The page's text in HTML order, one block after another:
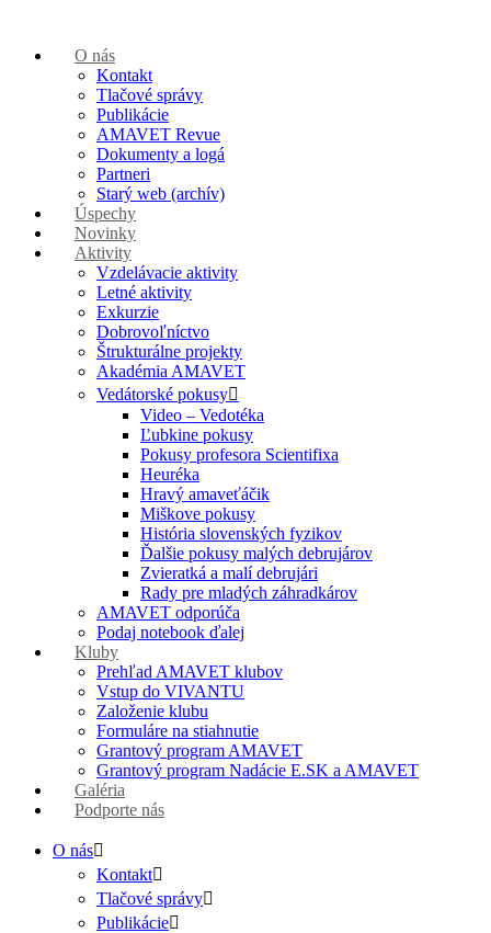
O nás
Kontakt
Tlačové správy
Publikácie
AMAVET Revue
Dokumenty a logá
Partneri
Starý web (archív)
Úspechy
Novinky
Aktivity
Vzdelávacie aktivity
Letné aktivity
Exkurzie
Dobrovoľníctvo
Štrukturálne projekty
Akadémia AMAVET
Vedátorské pokusy
Video – Vedotéka
Ľubkine pokusy
Pokusy profesora Scientifixa
Heuréka
Hravý amaveťáčik
Miškove pokusy
História slovenských fyzikov
Ďalšie pokusy malých debrujárov
Zvieratká a malí debrujári
Rady pre mladých záhradkárov
AMAVET odporúča
Podaj notebook ďalej
Kluby
Prehľad AMAVET klubov
Vstup do VIVANTU
Založenie klubu
Formuláre na stiahnutie
Grantový program AMAVET
Grantový program Nadácie E.SK a AMAVET
Galéria
Podporte nás
O nás
Kontakt
Tlačové správy
Publikácie